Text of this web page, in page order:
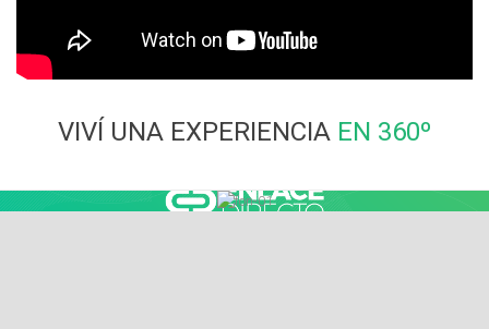
VIVÍ UNA EXPERIENCIA EN 360º